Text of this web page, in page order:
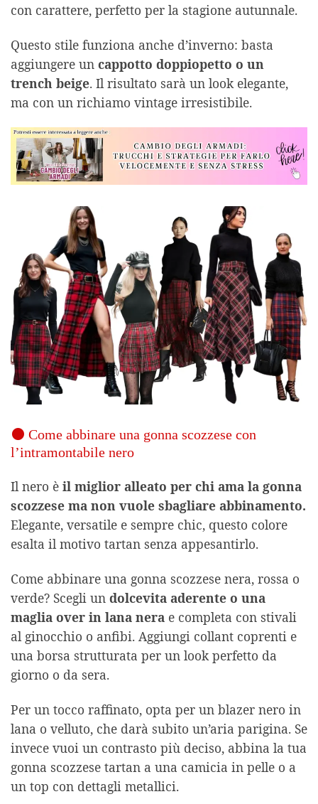
con carattere, perfetto per la stagione autunnale.
Questo stile funziona anche d’inverno: basta
aggiungere un cappotto doppiopetto o un
trench beige. Il risultato sarà un look elegante,
ma con un richiamo vintage irresistibile.
⚫ Come abbinare una gonna scozzese con
l’intramontabile nero
Il nero è il miglior alleato per chi ama la gonna
scozzese ma non vuole sbagliare abbinamento.
Elegante, versatile e sempre chic, questo colore
esalta il motivo tartan senza appesantirlo.
Come abbinare una gonna scozzese nera, rossa o
verde? Scegli un dolcevita aderente o una
maglia over in lana nera e completa con stivali
al ginocchio o anfibi. Aggiungi collant coprenti e
una borsa strutturata per un look perfetto da
giorno o da sera.
Per un tocco raffinato, opta per un blazer nero in
lana o velluto, che darà subito un’aria parigina. Se
invece vuoi un contrasto più deciso, abbina la tua
gonna scozzese tartan a una camicia in pelle o a
un top con dettagli metallici.